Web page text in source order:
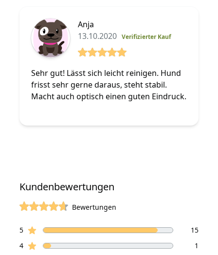
Anja
13.10.2020 Verifizierter Kauf
Sehr gut! Lässt sich leicht reinigen. Hund
frisst sehr gerne daraus, steht stabil.
Macht auch optisch einen guten Eindruck.
Kundenbewertungen
Bewertungen
Bewertungen
5Sterne Bewertungen
15
4Sterne Bewertungen
1